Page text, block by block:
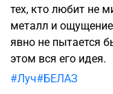
тех, кто любит не
металл и
явно не пытается
этом вся его идея.
Луч
БЕЛАЗ